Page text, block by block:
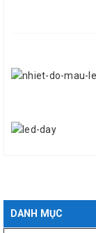
DANH MỤC